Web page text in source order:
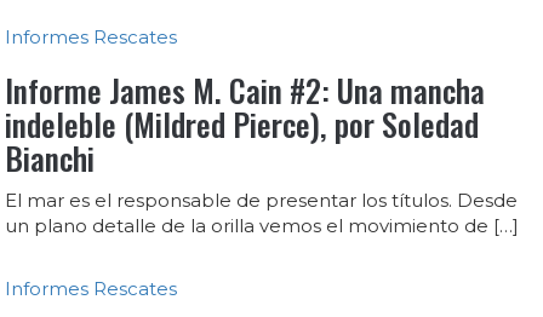
Informes Rescates
Informe James M. Cain #2: Una mancha
indeleble (Mildred Pierce), por Soledad
Bianchi
El mar es el responsable de presentar los títulos. Desde
un plano detalle de la orilla vemos el movimiento de […]
Informes Rescates